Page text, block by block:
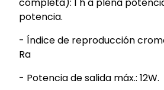
potencia.
- Índice de reproducción
Ra
- Potencia de salida máx.: 12W.